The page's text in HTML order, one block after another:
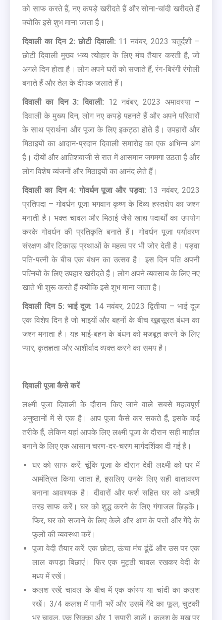
को साफ करते हैं, नए कपड़े खरीदते हैं और सोना-चांदी खरीदते हैं
क्योंकि इसे शुभ माना जाता है।
दिवाली का दिन 2: छोटी दिवाली: 11 नवंबर, 2023 चतुर्दशी –
छोटी दिवाली मुख्य भव्य त्योहार के लिए मंच तैयार करती है, जो
अगले दिन होता है। लोग अपने घरों को सजाते हैं, रंग-बिरंगी रंगोली
बनाते हैं और तेल के दीपक जलाते हैं।
दिवाली का दिन 3: दिवाली: 12 नवंबर, 2023 अमावस्या –
दिवाली के मुख्य दिन, लोग नए कपड़े पहनते हैं और अपने परिवारों
के साथ प्रार्थना और पूजा के लिए इकट्ठा होते हैं। उपहारों और
मिठाइयों का आदान-प्रदान दिवाली समारोह का एक अभिन्न अंग
है। दीयों और आतिशबाजी से रात में आसमान जगमगा उठता है और
लोग विशेष व्यंजनों और मिठाइयों का आनंद लेते हैं।
दिवाली का दिन 4: गोवर्धन पूजा और पड़वा: 13 नवंबर, 2023
प्रतिपदा – गोवर्धन पूजा भगवान कृष्ण के दिव्य हस्तक्षेप का जश्न
मनाती है। भक्त चावल और मिठाई जैसे खाद्य पदार्थों का उपयोग
करके गोवर्धन की प्रतिकृति बनाते हैं। गोवर्धन पूजा पर्यावरण
संरक्षण और टिकाऊ प्रथाओं के महत्व पर भी जोर देती है। पड़वा
पति-पत्नी के बीच एक बंधन का उत्सव है। इस दिन पति अपनी
पत्नियों के लिए उपहार खरीदते हैं। लोग अपने व्यवसाय के लिए नए
खाते भी शुरू करते हैं क्योंकि इसे शुभ माना जाता है।
दिवाली दिन 5: भाई दूज: 14 नवंबर, 2023 द्वितीया – भाई दूज
एक विशेष दिन है जो भाइयों और बहनों के बीच खूबसूरत बंधन का
जश्न मनाता है। यह भाई-बहन के बंधन को मजबूत करने के लिए
प्यार, कृतज्ञता और आशीर्वाद व्यक्त करने का समय है।
दिवाली पूजा कैसे करें
लक्ष्मी पूजा दिवाली के दौरान किए जाने वाले सबसे महत्वपूर्ण
अनुष्ठानों में से एक है। आप पूजा कैसे कर सकते हैं, इसके कई
तरीके हैं, लेकिन यहां आपके लिए लक्ष्मी पूजा के दौरान सही माहौल
बनाने के लिए एक आसान चरण-दर-चरण मार्गदर्शिका दी गई है।
घर को साफ करें: चूंकि पूजा के दौरान देवी लक्ष्मी को घर में
आमंत्रित किया जाता है, इसलिए उनके लिए सही वातावरण
बनाना आवश्यक है। दीवारों और फर्श सहित घर को अच्छी
तरह साफ करें। घर को शुद्ध करने के लिए गंगाजल छिड़कें।
फिर, घर को सजाने के लिए केले और आम के पत्तों और गेंदे के
फूलों की व्यवस्था करें।
पूजा वेदी तैयार करें: एक छोटा, ऊंचा मंच ढूंढें और उस पर एक
लाल कपड़ा बिछाएं। फिर एक मुट्ठी चावल रखकर वेदी के
मध्य में रखें।
कलश रखें: चावल के बीच में एक कांस्य या चांदी का कलश
रखें। 3/4 कलश में पानी भरें और उसमें गेंदे का फूल, चुटकी
भर चावल, एक सिक्का और 1 सुपारी डालें। कलश के मुख पर